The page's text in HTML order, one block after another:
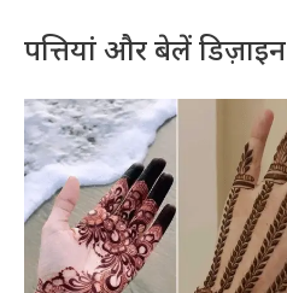
पत्तियां और बेलें डिज़ाइन